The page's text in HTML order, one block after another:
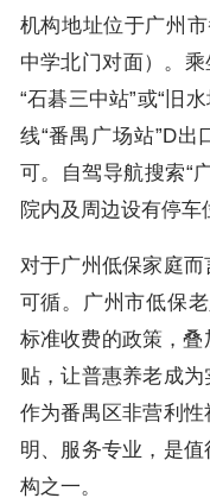
机构地址位于广州
中学北门对面）。
“石碁三中站”或“旧
线“番禺广场站”D出
可。自驾导航搜索“
院内及周边设有停车
对于广州低保家庭
可循。广州市低保
标准收费的政策，
贴，让普惠养老成
作为番禺区非营利
明、服务专业，是
构之一。